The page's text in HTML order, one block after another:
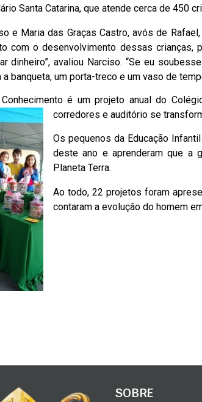
Santa Catarina, que atende cerca de 450
e Maria das Graças Castro, avós de
com o desenvolvimento dessas crianças,
dinheiro”, avaliou Narciso. “Se eu
a banqueta, um porta-treco e um vaso de
é um projeto anual do
corredores e auditório se
Os pequenos da Educação
deste ano e aprenderam que a
Planeta Terra.
Ao todo, 22 projetos foram
contaram a evolução do homem
SOBRE